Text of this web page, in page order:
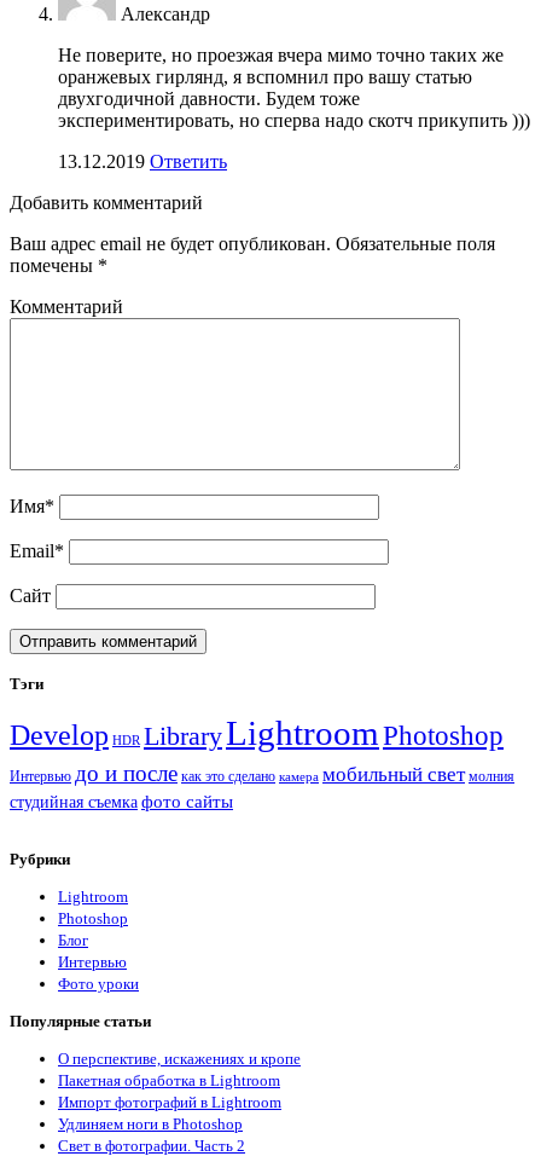
Александр
Не поверите, но проезжая вчера мимо точно таких же
оранжевых гирлянд, я вспомнил про вашу статью
двухгодичной давности. Будем тоже
экспериментировать, но сперва надо скотч прикупить )))
13.12.2019 Ответить
Добавить комментарий
Ваш адрес email не будет опубликован. Обязательные поля
помечены *
Комментарий
Имя*
Email*
Сайт
Sidebar
Тэги
Develop HDR LibraryLightroom Photoshop
Интервью до и после как это сделано камера мобильный свет молния
студийная съемка фото сайты
Рубрики
Lightroom
Photoshop
Блог
Интервью
Фото уроки
Популярные статьи
О перспективе, искажениях и кропе
Пакетная обработка в Lightroom
Импорт фотографий в Lightroom
Удлиняем ноги в Photoshop
Свет в фотографии. Часть 2